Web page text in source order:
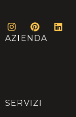
AZIENDA
SERVIZI